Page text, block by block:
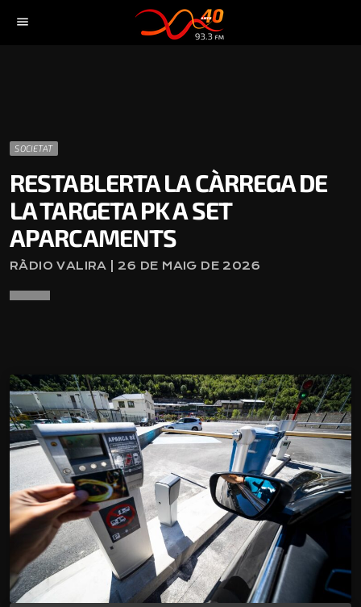
menu
SOCIETAT
RESTABLERTA LA CÀRREGA DE
LA TARGETA PK A SET
APARCAMENTS
RÀDIO VALIRA | 26 DE MAIG DE 2026